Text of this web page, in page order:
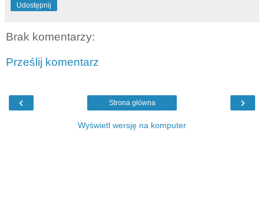
Udostępnij
Brak komentarzy:
Prześlij komentarz
‹ ›
Strona główna
Wyświetl wersję na komputer